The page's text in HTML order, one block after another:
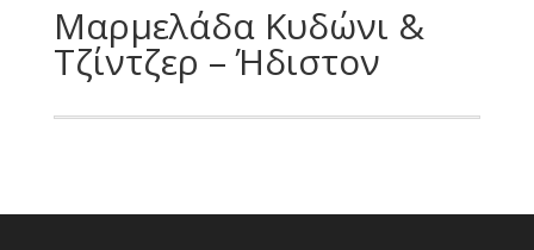
Μαρμελάδα Κυδώνι &
Τζίντζερ – Ήδιστον